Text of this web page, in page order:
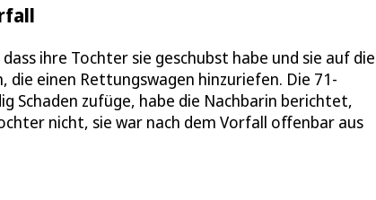
ihre Tochter sie geschubst habe und sie auf die
einen Rettungswagen hinzuriefen. Die 71-
Schaden zufüge, habe die Nachbarin berichtet,
nicht, sie war nach dem Vorfall offenbar aus